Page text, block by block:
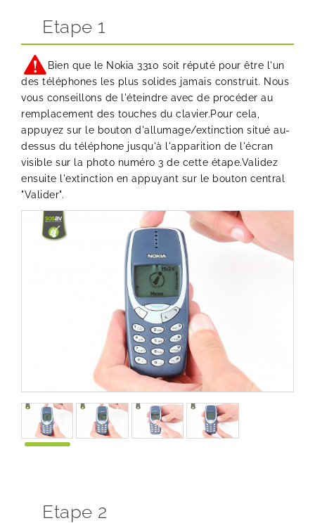
Etape 1
Bien que le Nokia 3310 soit réputé pour être l'un
des téléphones les plus solides jamais construit. Nous
vous conseillons de l'éteindre avec de procéder au
remplacement des touches du clavier.Pour cela,
appuyez sur le bouton d'allumage/extinction situé au-
dessus du téléphone jusqu'à l'apparition de l'écran
visible sur la photo numéro 3 de cette étape.Validez
ensuite l'extinction en appuyant sur le bouton central
"Valider".
Etape 2